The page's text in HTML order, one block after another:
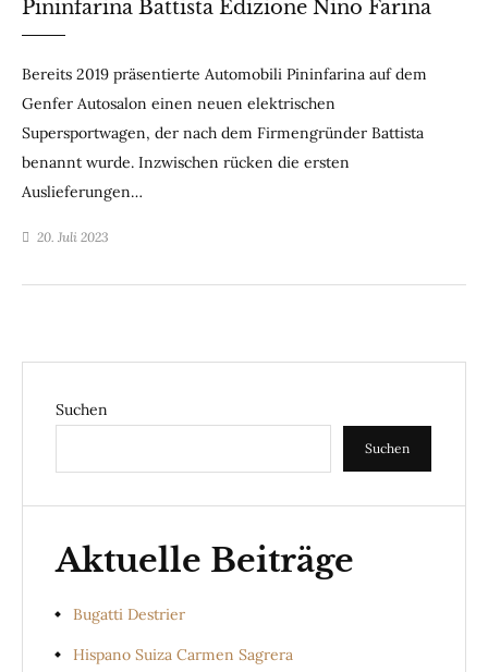
Pininfarina Battista Edizione Nino Farina
Bereits 2019 präsentierte Automobili Pininfarina auf dem
Genfer Autosalon einen neuen elektrischen
Supersportwagen, der nach dem Firmengründer Battista
benannt wurde. Inzwischen rücken die ersten
Auslieferungen…
20. Juli 2023
Suchen
Suchen
Aktuelle Beiträge
Bugatti Destrier
Hispano Suiza Carmen Sagrera